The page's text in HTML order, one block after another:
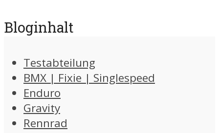
Bloginhalt
Testabteilung
BMX | Fixie | Singlespeed
Enduro
Gravity
Rennrad